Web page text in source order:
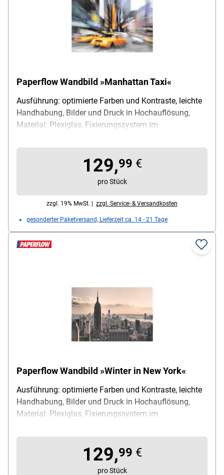
Paperflow Wandbild »Manhattan Taxi«
Ausführung: optimierte Farben und Kontraste, leichte
Handhabung, Bilder und Druck in Hochauflösung,
Material: Plexiglas, Fixierungssystem im
129,99 €
pro Stück
zzgl. 19% MwSt. | zzgl. Service- & Versandkosten
gesonderter Paketversand, Lieferzeit ca. 14 - 21 Tage
Paperflow Wandbild »Winter in New York«
Ausführung: optimierte Farben und Kontraste, leichte
Handhabung, Bilder und Druck in Hochauflösung,
Material: Plexiglas, Fixierungssystem im
129,99 €
pro Stück